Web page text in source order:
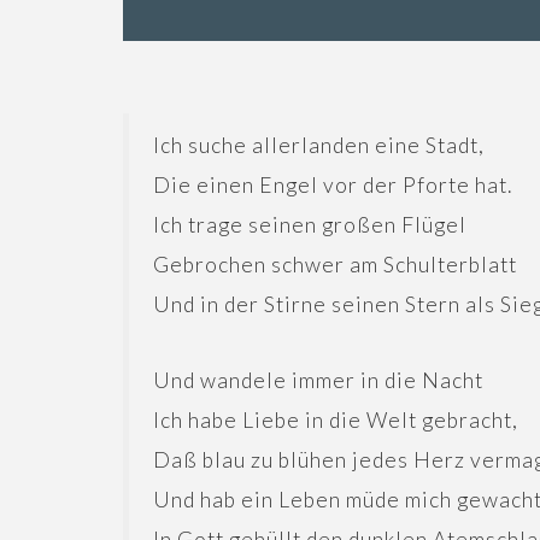
Ich suche allerlanden eine Stadt,
Die einen Engel vor der Pforte hat.
Ich trage seinen großen Flügel
Gebrochen schwer am Schulterblatt
Und in der Stirne seinen Stern als
Und wandele immer in die Nacht
Ich habe Liebe in die Welt gebracht,
Daß blau zu blühen jedes Herz
Und hab ein Leben müde mich